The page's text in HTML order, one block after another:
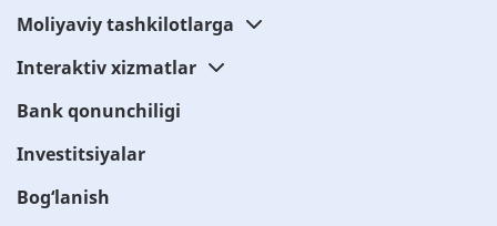
Moliyaviy tashkilotlarga
Interaktiv xizmatlar
Bank qonunchiligi
Investitsiyalar
Bog‘lanish